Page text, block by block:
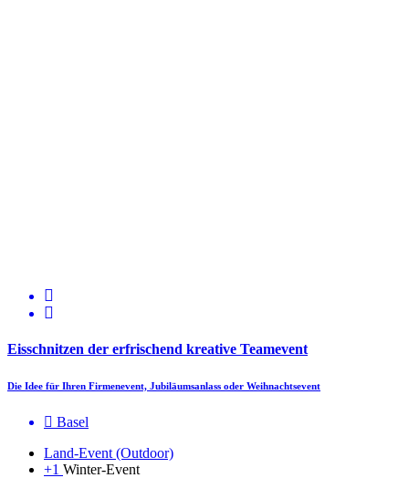
Eisschnitzen der erfrischend kreative Teamevent
Die Idee für Ihren Firmenevent, Jubiläumsanlass oder Weihnachtsevent
Basel
Land-Event (Outdoor)
+1 Winter-Event